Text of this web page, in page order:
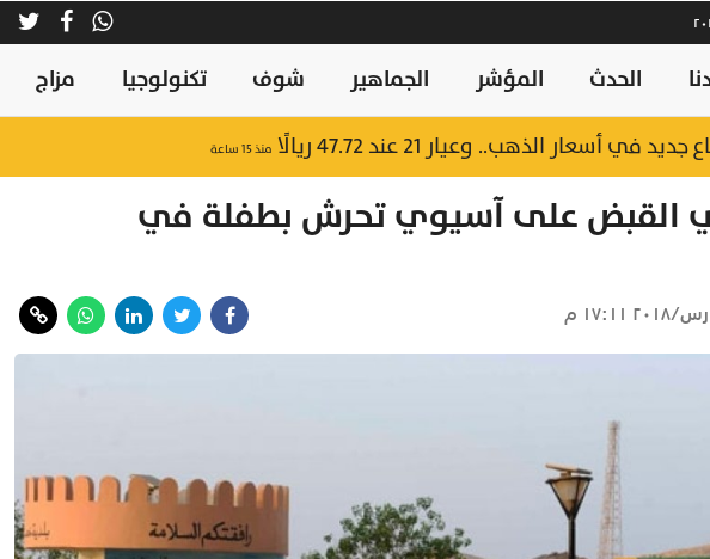
الحدث المؤشر الجماهير شوف تكنولوجيا مزاج
جديد في أسعار الذهب.. وعيار 21 عند 47.72 ريالًا منذ ١٥ ساعة
القبض على آسيوي تحرش بطفلة في